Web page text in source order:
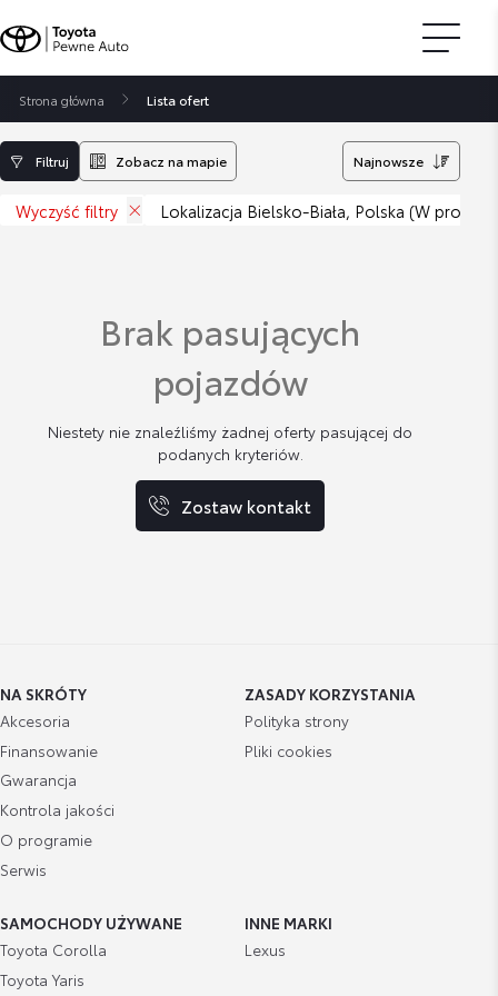
Strona główna Lista ofert
Filtruj Zobacz na mapie Najnowsze
Wyczyść filtry Lokalizacja Bielsko-Biała, Polska (W
Brak pasujących
pojazdów
Niestety nie znaleźliśmy żadnej oferty pasującej do
podanych kryteriów.
Zostaw kontakt
NA SKRÓTY
Akcesoria
Finansowanie
Gwarancja
Kontrola jakości
O programie
Serwis
ZASADY KORZYSTANIA
Polityka strony
Pliki cookies
SAMOCHODY UŻYWANE
Toyota Corolla
Toyota Yaris
INNE MARKI
Lexus